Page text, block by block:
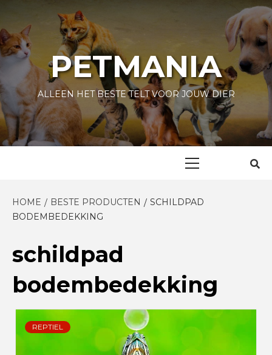
content
PETMANIA
ALLEEN HET BESTE TELT VOOR JOUW DIER
HOME BESTE PRODUCTEN
SCHILDPAD
BODEMBEDEKKING
schildpad
bodembedekking
REPTIEL